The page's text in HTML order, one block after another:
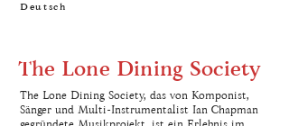
Deutsch
The Lone Dining Society
The Lone Dining Society, das von Komponist,
Sänger und Multi-Instrumentalist Ian Chapman